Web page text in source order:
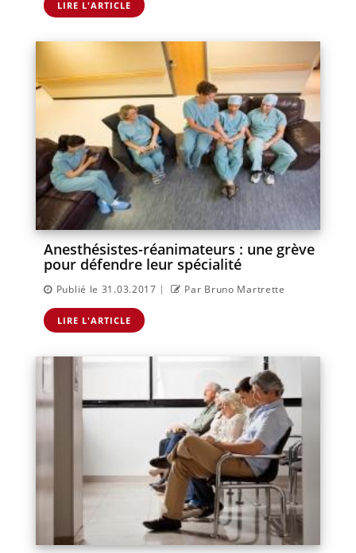
LIRE L'ARTICLE
Anesthésistes-réanimateurs : une grève
pour défendre leur spécialité
Publié le 31.03.2017 | Par Bruno Martrette
LIRE L'ARTICLE